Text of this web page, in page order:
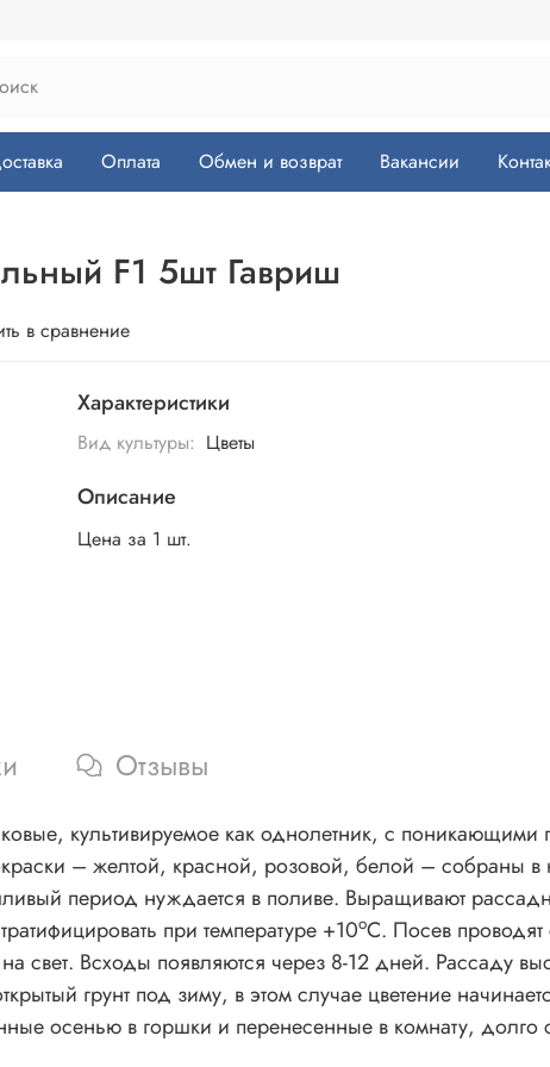
Оплата Обмен и возврат Вакансии
F1 5шт Гавриш
в сравнение
Характеристики
Вид культуры: Цветы
Описание
Цена за 1 шт.
Отзывы
культивируемое как однолетник, с
– желтой, красной, розовой, белой – собраны в
период нуждается в поливе. Выращивают
при температуре +10оС. Посев
свет. Всходы появляются через 8-12 дней. Рассаду
грунт под зиму, в этом случае цветение
осенью в горшки и перенесенные в комнату, долго